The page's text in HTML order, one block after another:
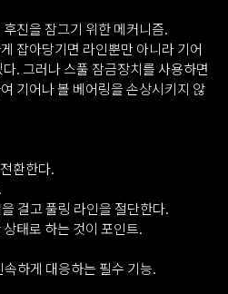
진을 잠그기 위한 메커니즘.
잡아당기면 라인뿐만 아니라 기어
. 그러나 스풀 잠금장치를 사용하면
기어나 볼 베어링을 손상시키지 않
환한다.
걸고 풀링 라인을 절단한다.
태로 하는 것이 포인트.
하게 대응하는 필수 기능.